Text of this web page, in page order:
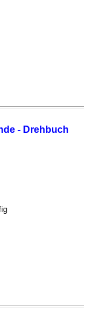
- Drehbuch